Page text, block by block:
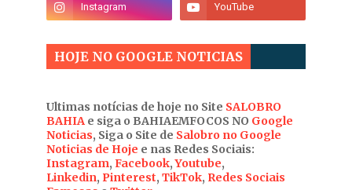
HOJE NO GOOGLE NOTICIAS
Ultimas notícias de hoje no Site SALOBRO
BAHIA e siga o BAHIAEMFOCOS NO Google
Noticias, Siga o Site de Salobro no Google
Noticias de Hoje e nas Redes Sociais:
Instagram, Facebook,Youtube,
Linkedin, Pinterest, TikTok, Redes Sociais